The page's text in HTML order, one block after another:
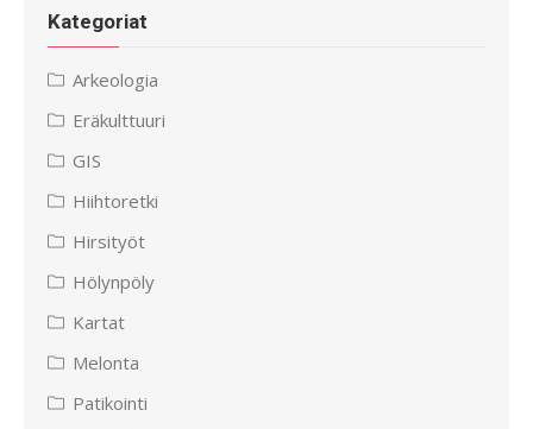
Kategoriat
Arkeologia
Eräkulttuuri
GIS
Hiihtoretki
Hirsityöt
Hölynpöly
Kartat
Melonta
Patikointi